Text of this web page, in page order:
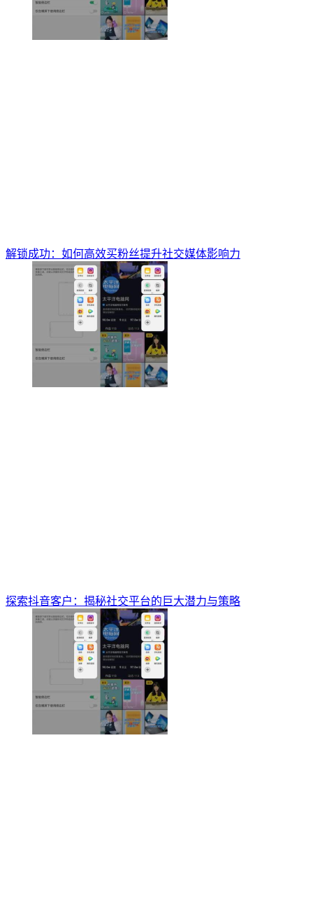
解锁成功：如何高效买粉丝提升社交媒体影响力
探索抖音客户：揭秘社交平台的巨大潜力与策略